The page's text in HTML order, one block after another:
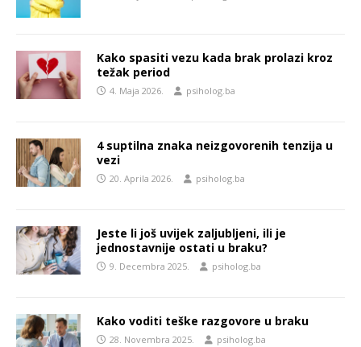
Kako spasiti vezu kada brak prolazi kroz
težak period
4. Maja 2026. psiholog.ba
4 suptilna znaka neizgovorenih tenzija u
vezi
20. Aprila 2026. psiholog.ba
Jeste li još uvijek zaljubljeni, ili je
jednostavnije ostati u braku?
9. Decembra 2025. psiholog.ba
Kako voditi teške razgovore u braku
28. Novembra 2025. psiholog.ba